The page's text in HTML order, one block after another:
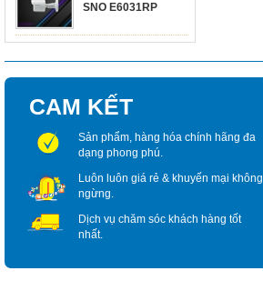
SNO E6031RP
CAM KẾT
Sản phẩm, hàng hóa chính hãng đa
dạng phong phú.
Luôn luôn giá rẻ & khuyến mại không
ngừng.
Dịch vụ chăm sóc khách hàng tốt
nhất.